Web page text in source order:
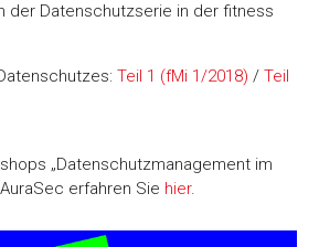
der Datenschutzserie in der fitness
Teil 1 (fMi 1/2018) /Teil
„Datenschutzmanagement im
erfahren Sie hier.